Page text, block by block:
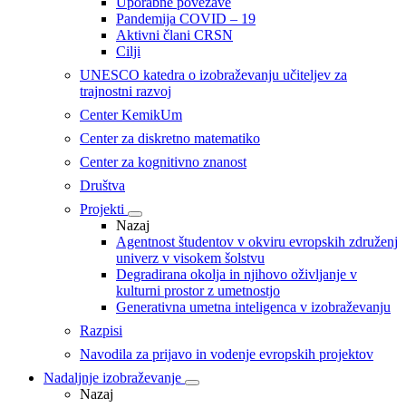
Pandemija COVID – 19
Aktivni člani CRSN
Cilji
UNESCO katedra o izobraževanju učiteljev za
trajnostni razvoj
Center KemikUm
Center za diskretno matematiko
Center za kognitivno znanost
Društva
Projekti
Nazaj
Agentnost študentov v okviru evropskih združenj
univerz v visokem šolstvu
Degradirana okolja in njihovo oživljanje v
kulturni prostor z umetnostjo
Generativna umetna inteligenca v izobraževanju
Razpisi
Navodila za prijavo in vodenje evropskih projektov
Nadaljnje izobraževanje
Nazaj